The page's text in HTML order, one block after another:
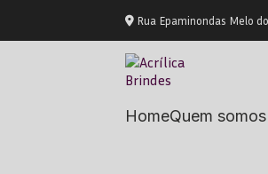
Rua Epaminondas Melo
Home
Quem somos